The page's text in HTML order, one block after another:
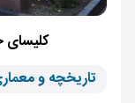
تاریخچه و